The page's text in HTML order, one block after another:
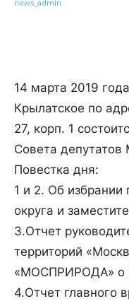
14 марта 2019
Крылатское по
27, корп. 1
Совета
Повестка дня:
1 и 2. Об избрании
округа и
3.Отчет
территорий
«МОСПРИРОДА» о
4.Отчет главного